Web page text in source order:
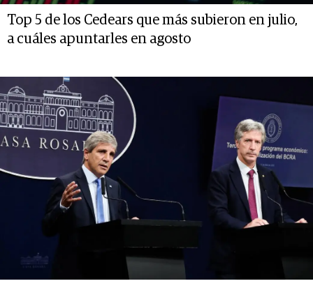
Top 5 de los Cedears que más subieron en julio,
a cuáles apuntarles en agosto